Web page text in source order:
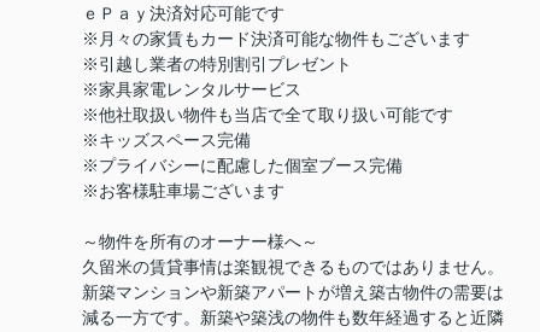
ｅＰａｙ決済対応可能です
※月々の家賃もカード決済可能な物件もございます
※引越し業者の特別割引プレゼント
※家具家電レンタルサービス
※他社取扱い物件も当店で全て取り扱い可能です
※キッズスペース完備
※プライバシーに配慮した個室ブース完備
※お客様駐車場ございます
～物件を所有のオーナー様へ～
久留米の賃貸事情は楽観視できるものではありません。
新築マンションや新築アパートが増え築古物件の需要は
減る一方です。新築や築浅の物件も数年経過すると近隣